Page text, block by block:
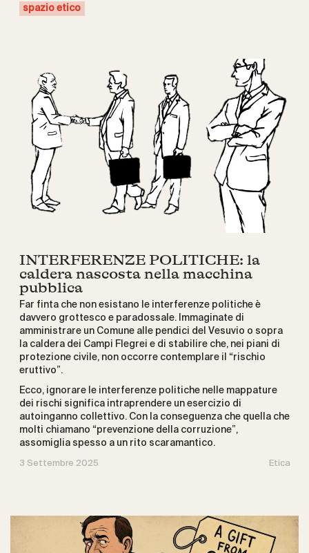
spazio etico
INTERFERENZE POLITICHE: la
caldera nascosta nella macchina
pubblica
Far finta che non esistano le interferenze politiche è
davvero grottesco e paradossale. Immaginate di
amministrare un Comune alle pendici del Vesuvio o sopra
la caldera dei Campi Flegrei e di stabilire che, nei piani di
protezione civile, non occorre contemplare il “rischio
eruttivo”.
Ecco, ignorare le interferenze politiche nelle mappature
dei rischi significa intraprendere un esercizio di
autoinganno collettivo. Con la conseguenza che quella che
molti chiamano “prevenzione della corruzione”,
assomiglia spesso a un rito scaramantico.
3 Settembre 2025 Etica